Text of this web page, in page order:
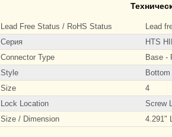
Lead Free Status / RoHS Status
Lead
Серия
HTS
Connector Type
Base -
Style
Size
4
Lock Location
Screw
Size / Dimension
4.291"